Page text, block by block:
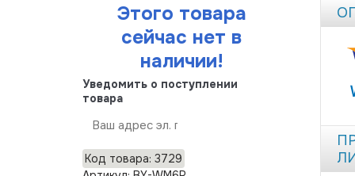
Этого товара
сейчас нет в
наличии!
Уведомить о поступлении
товара
Код товара: 3729